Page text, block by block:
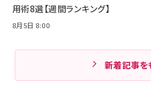
用術8選【週間ランキング】
8月5日 8:00
新着記事を